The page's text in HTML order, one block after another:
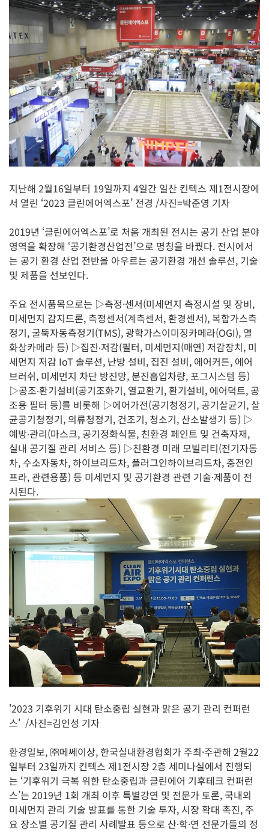
지난해 2월16일부터 19일까지 4일간 일산 킨텍스 제1전시장에
서 열린 ‘2023 클린에어엑스포’ 전경 /사진=박준영 기자
2019년 ‘클린에어엑스포’로 처음 개최된 전시는 공기 산업 분야
영역을 확장해 ‘공기환경산업전’으로 명칭을 바꿨다. 전시에서
는 공기 환경 산업 전반을 아우르는 공기환경 개선 솔루션, 기술
및 제품을 선보인다.
주요 전시품목으로는 ▷측정·센서(미세먼지 측정시설 및 장비,
미세먼지 감지드론, 측정센서(계측센서, 환경센서), 복합가스측
정기, 굴뚝자동측정기(TMS), 광학가스이미징카메라(OGI), 열
화상카메라 등) ▷집진∙저감(필터, 미세먼지(매연) 저감장치, 미
세먼지 저감 IoT 솔루션, 난방 설비, 집진 설비, 에어커튼, 에어
브러쉬, 미세먼지 차단 방진망, 분진흡입차량, 포그시스템 등)
▷공조∙환기설비(공기조화기, 열교환기, 환기설비, 에어덕트, 공
조용 필터 등)를 비롯해 ▷에어가전(공기청정기, 공기살균기, 살
균공기청정기, 의류청정기, 건조기, 청소기, 산소발생기 등) ▷
예방∙관리(마스크, 공기정화식물, 친환경 페인트 및 건축자재,
실내 공기질 관리 서비스 등) ▷친환경 미래 모빌리티(전기자동
차, 수소자동차, 하이브리드차, 플러그인하이브리드차, 충전인
프라, 관련용품) 등 미세먼지 및 공기환경 관련 기술·제품이 전
시된다.
'2023 기후위기 시대 탄소중립 실현과 맑은 공기 관리 컨퍼런
스' /사진=김인성 기자
환경일보, ㈜메쎄이상, 한국실내환경협회가 주최·주관해 2월22
일부터 23일까지 킨텍스 제1전시장 2층 세미나실에서 진행되
는 ‘기후위기 극복 위한 탄소중립과 클린에어 기후테크 컨퍼런
스’는 2019년 1회 개최 이후 특별강연 및 전문가 토론, 국내외
미세먼지 관리 기술 발표를 통한 기술 투자, 시장 확대 촉진, 주
요 장소별 공기질 관리 사례발표 등으로 산·학·연 전문가들의 정